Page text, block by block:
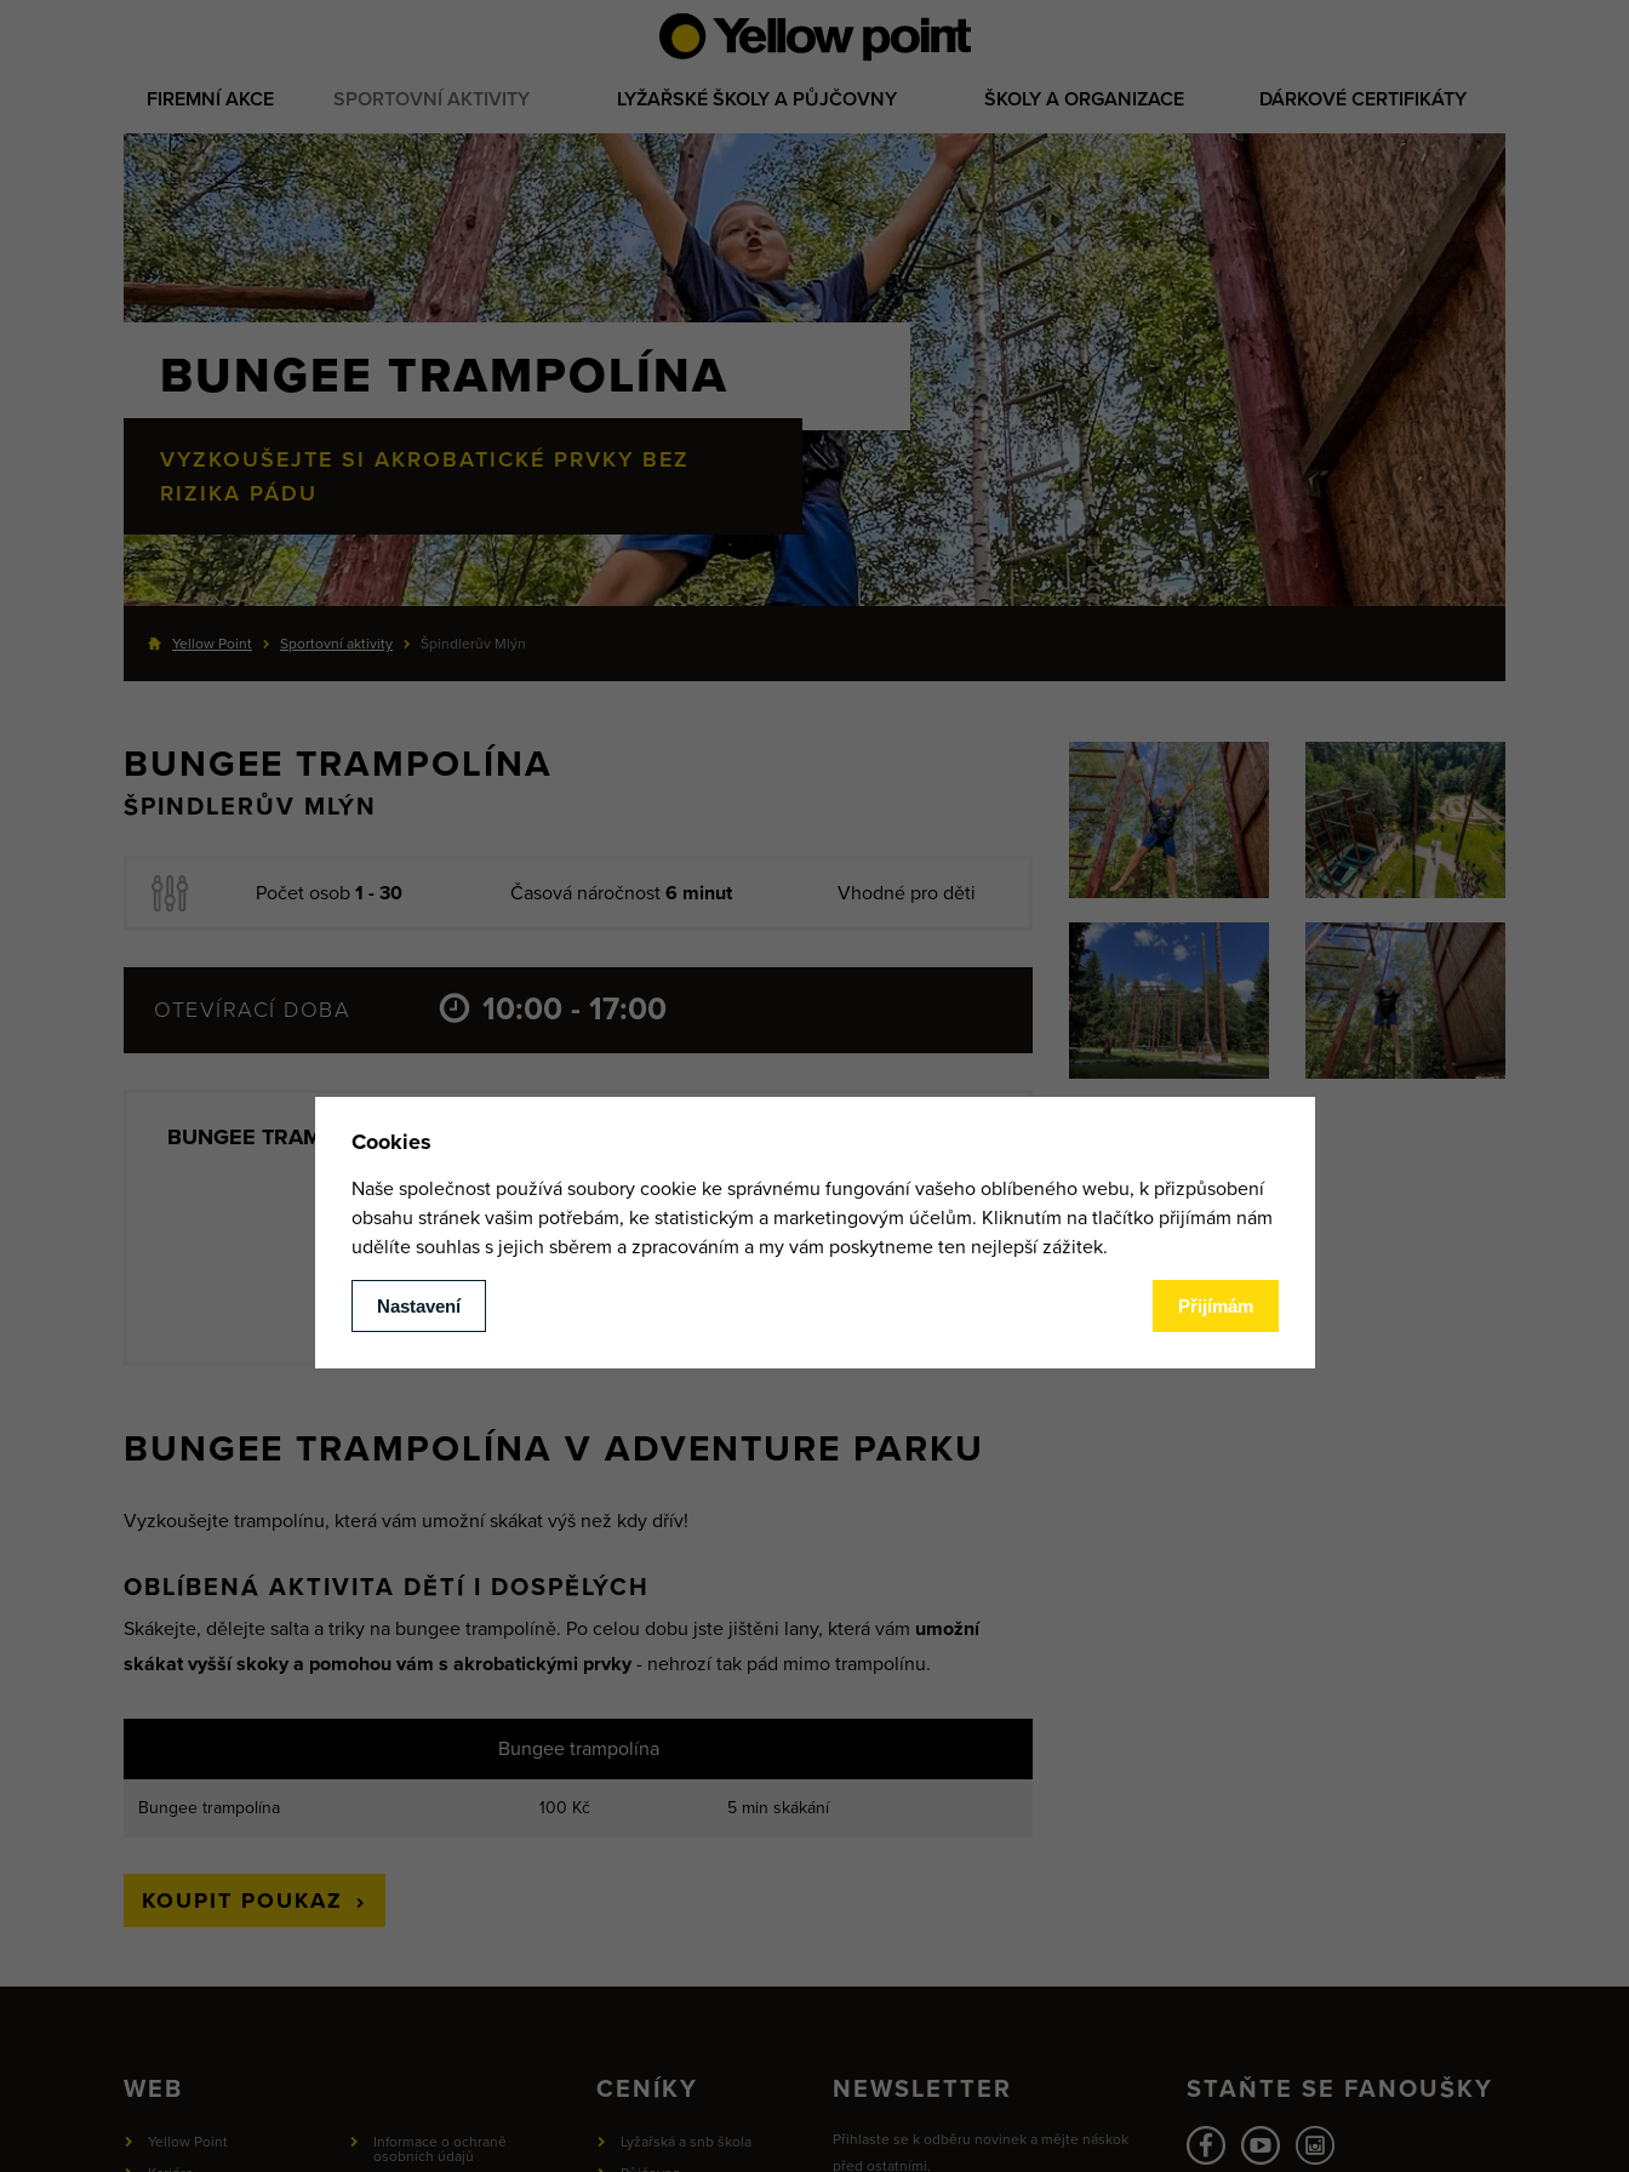
FIREMNÍ AKCE SPORTOVNÍ AKTIVITY LYŽAŘSKÉ ŠKOLY A PŮJČOVNY ŠKOLY A ORGANIZACE DÁRKOVÉ CERTIFIKÁTY
BUNGEE TRAMPOLÍNA
VYZKOUŠEJTE SI AKROBATICKÉ PRVKY BEZ
RIZIKA PÁDU
Yellow Point Sportovní aktivity Špindlerův Mlýn
BUNGEE TRAMPOLÍNA
ŠPINDLERŮV MLÝN
Počet osob 1 - 30 Časová náročnost 6 minut Vhodné pro děti
OTEVÍRACÍ DOBA 10:00 - 17:00
BUNGEE TRAMPOLÍNAje součástí
lanovce Medvědín.
+420 731 160 152 | OFFICE@YPOINT.CZ
MAPA ZDE
BUNGEE TRAMPOLÍNA V ADVENTURE PARKU
Vyzkoušejte trampolínu, která vám umožní skákat výš než kdy dřív!
OBLÍBENÁ AKTIVITA DĚTÍ I DOSPĚLÝCH
Skákejte, dělejte salta a triky na bungee trampolíně. Po celou dobu jste jištěni lany, která vám umožní
skákat vyšší skoky a pomohou vám s akrobatickými prvky - nehrozí tak pád mimo trampolínu.
Bungee trampolína
Bungee trampolína 100 Kč 5 min skákání
KOUPIT POUKAZ
WEB
Yellow Point
Informace o ochraně
osobních údajů
CENÍKY
Lyžařská a snb škola
NEWSLETTER
Přihlaste se k odběru novinek a mějte náskok
před ostatními.
STAŇTE SE FANOUŠKY